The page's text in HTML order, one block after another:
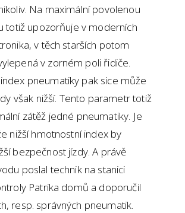
Na maximální povolenou
totiž upozorňuje v moderních
v těch starších potom
v zorném poli řidiče.
pneumatiky pak sice může
však nižší. Tento parametr totiž
zátěž jedné pneumatiky. Je
nižší hmotnostní index by
bezpečnost jízdy. A právě
poslal technik na stanici
Patrika domů a doporučil
resp. správných pneumatik.